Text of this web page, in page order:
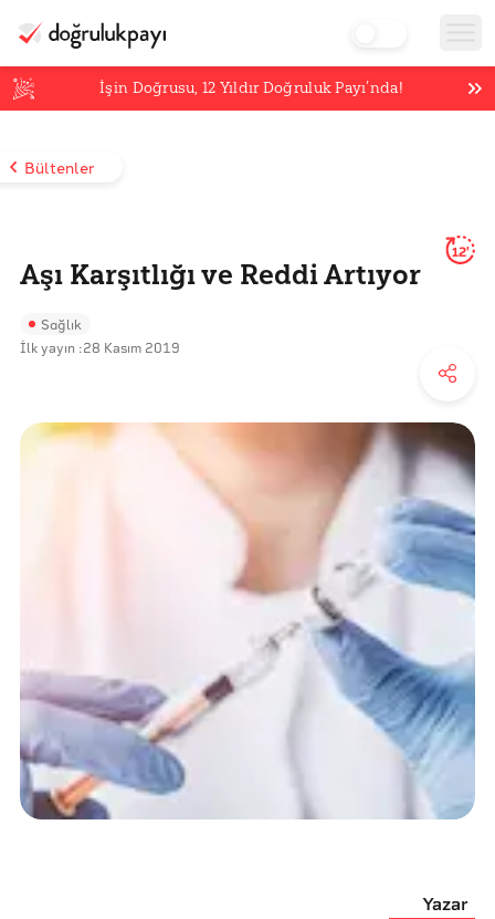
İşin Doğrusu,12 Yıldır Doğruluk Payı’nda!
Bültenler
Aşı Karşıtlığı ve Reddi Artıyor
12'
Sağlık
İlk yayın :28 Kasım 2019
Yazar